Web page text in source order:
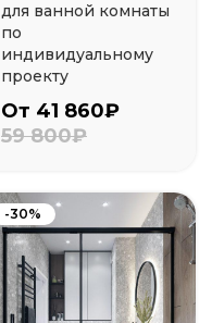
для ванной комнаты
по
индивидуальному
проекту
От 41 860₽
59 800₽
-30%